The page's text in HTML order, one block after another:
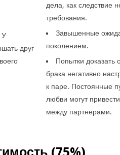
У
друг
дела, как следствие
требования.
Завышенные
поколением.
Попытки
брака негативно
к паре. Постоянные
любви могут
между партнерами.
(75%)